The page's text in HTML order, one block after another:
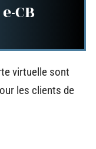
CB
virtuelle sont
les clients de